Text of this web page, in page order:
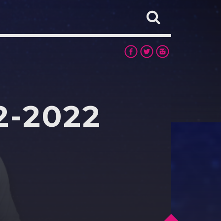
2022